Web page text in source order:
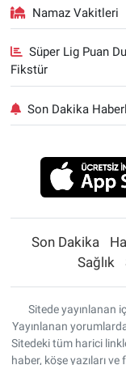
Namaz Vakitleri
Süper Lig Puan
Fikstür
Son Dakika
Son Dakika
Sağlık
Sitede yayınlanan
Yayınlanan
Sitedeki tüm harici
haber, köşe yazıları